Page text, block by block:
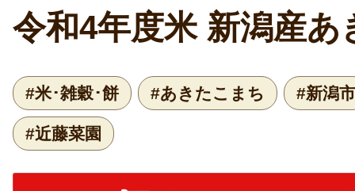
令和4年度米 新潟産あ
#米･雑穀･餅 #あきたこまち #新潟市
#近藤菜園